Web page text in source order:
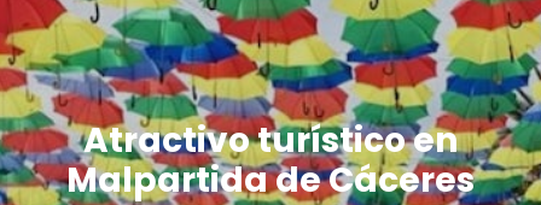
Atractivo turístico en
Malpartida de Cáceres